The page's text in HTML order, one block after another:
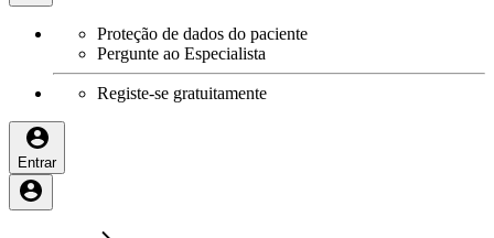
Proteção de dados do paciente
Pergunte ao Especialista
Registe-se gratuitamente
Entrar